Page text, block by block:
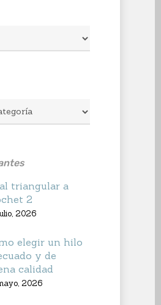
triangular a
2
2026
elegir un hilo
y de
calidad
2026